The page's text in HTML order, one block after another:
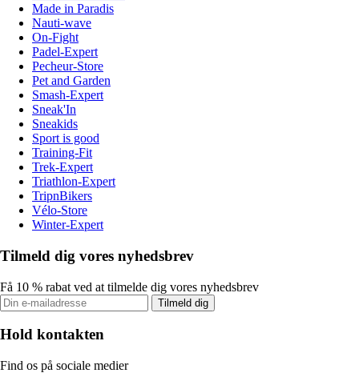
Made in Paradis
Nauti-wave
On-Fight
Padel-Expert
Pecheur-Store
Pet and Garden
Smash-Expert
Sneak'In
Sneakids
Sport is good
Training-Fit
Trek-Expert
Triathlon-Expert
TripnBikers
Vélo-Store
Winter-Expert
Tilmeld dig vores nyhedsbrev
Få 10 % rabat ved at tilmelde dig vores nyhedsbrev
Tilmeld dig
Hold kontakten
Find os på sociale medier